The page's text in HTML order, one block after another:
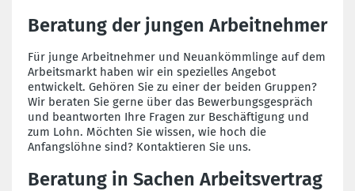
Beratung der jungen Arbeitnehmer
Für junge Arbeitnehmer und Neuankömmlinge auf dem
Arbeitsmarkt haben wir ein spezielles Angebot
entwickelt. Gehören Sie zu einer der beiden Gruppen?
Wir beraten Sie gerne über das Bewerbungsgespräch
und beantworten Ihre Fragen zur Beschäftigung und
zum Lohn. Möchten Sie wissen, wie hoch die
Anfangslöhne sind? Kontaktieren Sie uns.
Beratung in Sachen Arbeitsvertrag